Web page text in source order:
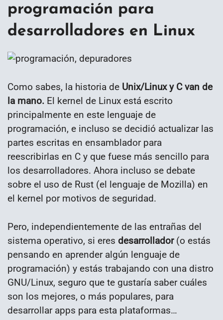
programación para
desarrolladores en Linux
Como sabes, la historia de Unix/Linux y C van de
la mano. El kernel de Linux está escrito
principalmente en este lenguaje de
programación, e incluso se decidió actualizar las
partes escritas en ensamblador para
reescribirlas en C y que fuese más sencillo para
los desarrolladores. Ahora incluso se debate
sobre el uso de Rust (el lenguaje de Mozilla) en
el kernel por motivos de seguridad.
Pero, independientemente de las entrañas del
sistema operativo, si eres desarrollador(o estás
pensando en aprender algún lenguaje de
programación) y estás trabajando con una distro
GNU/Linux, seguro que te gustaría saber cuáles
son los mejores, o más populares, para
desarrollar apps para esta plataformas…